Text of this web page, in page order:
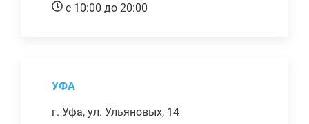
с 10:00 до 20:00
УФА
г. Уфа, ул. Ульяновых, 14